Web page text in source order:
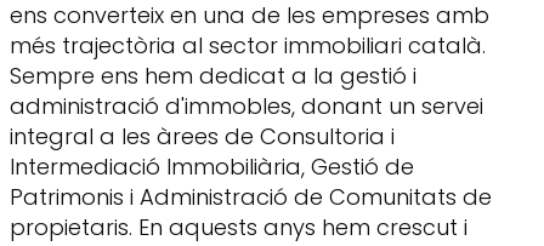
ens converteix en una de les empreses amb
més trajectòria al sector immobiliari català.
Sempre ens hem dedicat a la gestió i
administració d'immobles, donant un servei
integral a les àrees de Consultoria i
Intermediació Immobiliària, Gestió de
Patrimonis i Administració de Comunitats de
propietaris. En aquests anys hem crescut i